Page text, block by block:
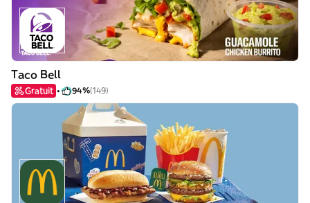
Taco Bell
Gratuit 94%(149)